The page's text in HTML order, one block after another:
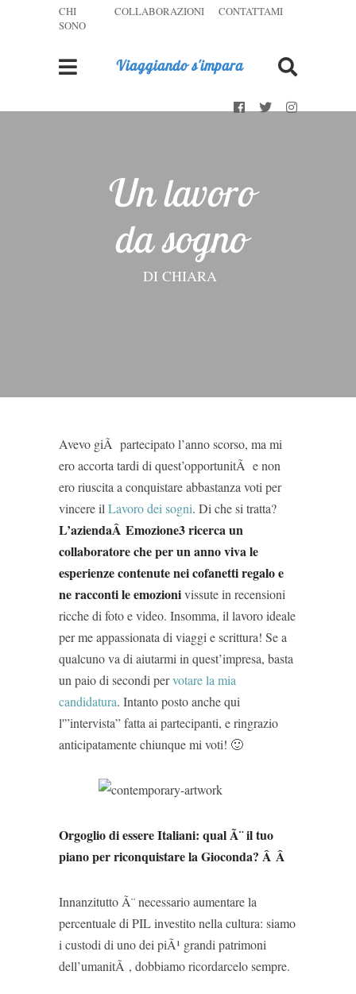
CHI
SONO
COLLABORAZIONI CONTATTAMI
Viaggiando s'impara
Un lavoro
da sogno
DI CHIARA
Avevo giÃ partecipato l’anno scorso, ma mi
ero accorta tardi di quest’opportunitÃ e non
ero riuscita a conquistare abbastanza voti per
vincere il Lavoro dei sogni. Di che si tratta?
L’aziendaÂ Emozione3 ricerca un
collaboratore che per un anno viva le
esperienze contenute nei cofanetti regalo e
ne racconti le emozionivissute in recensioni
ricche di foto e video. Insomma, il lavoro ideale
per me appassionata di viaggi e scrittura! Se a
qualcuno va di aiutarmi in quest’impresa, basta
un paio di secondi pervotare la mia
candidatura. Intanto posto anche qui
l'”intervista” fatta ai partecipanti, e ringrazio
anticipatamente chiunque mi voti! 🙂
Orgoglio di essere Italiani: qual Ã¨ il tuo
piano per riconquistare la Gioconda? Â Â
Innanzitutto Ã¨ necessario aumentare la
percentuale di PIL investito nella cultura: siamo
i custodi di uno dei piÃ¹ grandi patrimoni
dell’umanitÃ , dobbiamo ricordarcelo sempre.